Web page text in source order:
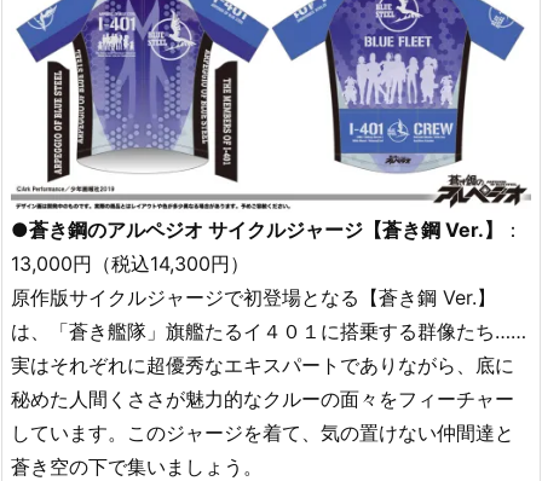
●蒼き鋼のアルペジオ サイクルジャージ【蒼き鋼 Ver.】
：
13,000円（税込14,300円）
原作版サイクルジャージで初登場となる【蒼き鋼 Ver.】
は、「蒼き艦隊」旗艦たるイ４０１に搭乗する群像たち……
実はそれぞれに超優秀なエキスパートでありながら、底に
秘めた人間くささが魅力的なクルーの面々をフィーチャー
しています。このジャージを着て、気の置けない仲間達と
蒼き空の下で集いましょう。